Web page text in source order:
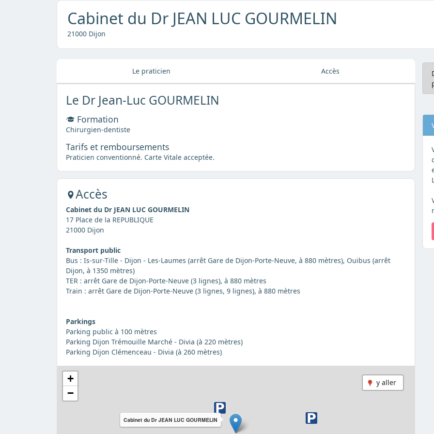
Cabinet du Dr JEAN LUC GOURMELIN
21000 Dijon
Le praticien Accès
Le Dr Jean-Luc GOURMELIN
Formation
Chirurgien-dentiste
Tarifs et remboursements
Praticien conventionné. Carte Vitale acceptée.
Accès
Cabinet du Dr JEAN LUC GOURMELIN
17 Place de la REPUBLIQUE
21000 Dijon
Transport public
Bus : Is-sur-Tille - Dijon - Les-Laumes (arrêt Gare de Dijon-Porte-Neuve, à 880 mètres), Ouibus (arrêt
Dijon, à 1350 mètres)
TER : arrêt Gare de Dijon-Porte-Neuve (3 lignes), à 880 mètres
Train : arrêt Gare de Dijon-Porte-Neuve (3 lignes, 9 lignes), à 880 mètres
Parkings
Parking public à 100 mètres
Parking Dijon Trémouille Marché - Divia (à 220 mètres)
Parking Dijon Clémenceau - Divia (à 260 mètres)
y aller
Cabinet du Dr JEAN LUC GOURMELIN
+
−